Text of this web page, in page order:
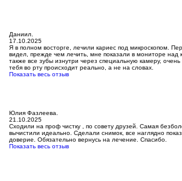
Даниил.
17.10.2025
Я в полном восторге, лечили кариес под микроскопом.
видел, прежде чем лечить, мне показали в мониторе над
также все зубы изнутри через специальную камеру,
тебя во рту происходит реально, а не на словах.
Показать весь отзыв
Юлия Фазлеева.
21.10.2025
Сходили на проф чистку , по совету друзей. Самая
вычистили идеально. Сделали снимок, все наглядно
доверие. Обязательно вернусь на лечение. Спасибо.
Показать весь отзыв